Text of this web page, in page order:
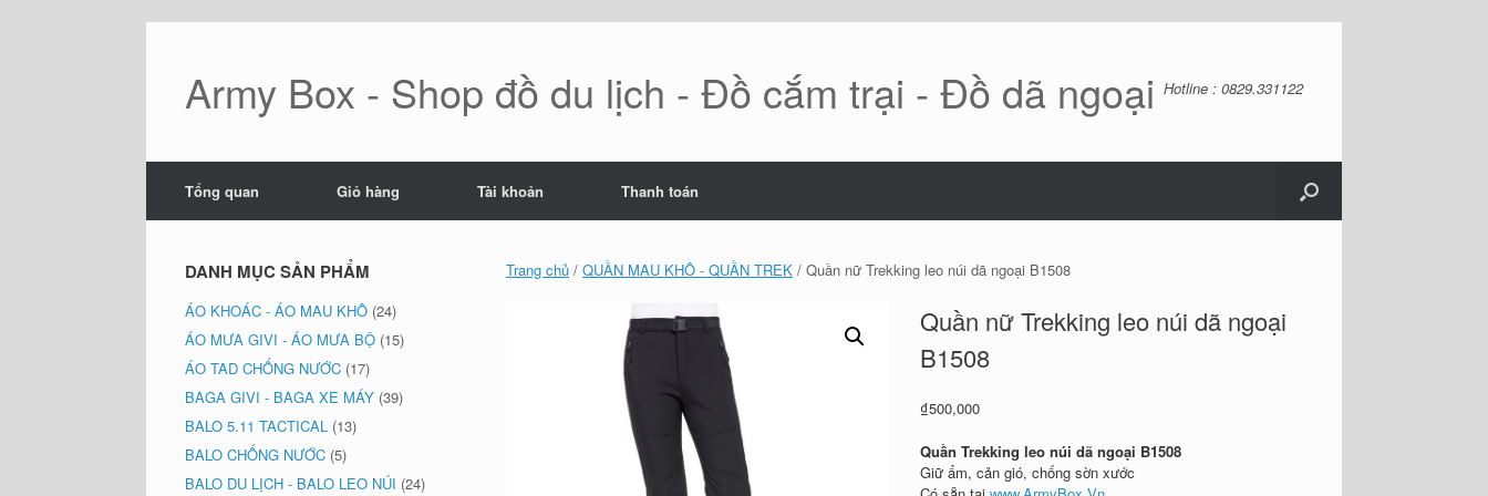
Army Box - Shop đồ du lịch - Đồ cắm trại - Đồ dã ngoại Hotline : 0829.331122
Tổng quan Giỏ hàng Tài khoản Thanh toán
Trang chủ /QUẦN MAU KHÔ - QUẦN TREK / Quần nữ Trekking leo núi dã ngoại B1508
Quần nữ Trekking leo núi dã ngoại
B1508
₫500,000
Quần Trekking leo núi dã ngoại B1508
Giữ ẩm, cản gió, chống sờn xước
DANH MỤC SẢN PHẨM
ÁO KHOÁC - ÁO MAU KHÔ (24)
ÁO MƯA GIVI - ÁO MƯA BỘ (15)
ÁO TAD CHỐNG NƯỚC (17)
BAGA GIVI - BAGA XE MÁY (39)
BALO 5.11 TACTICAL (13)
BALO CHỐNG NƯỚC (5)
BALO DU LỊCH - BALO LEO NÚI (24)